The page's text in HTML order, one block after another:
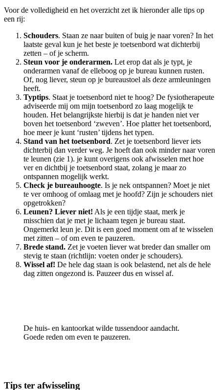
Voor de volledigheid en het overzicht zet ik hieronder alle tips op
een rij:
Schouders. Staan ze naar buiten of buig je naar voren? In het
laatste geval kun je het beste je toetsenbord wat dichterbij
zetten – of je scherm.
Steun voor je onderarmen. Let erop dat als je typt, je
onderarmen vanaf de elleboog op je bureau kunnen rusten.
Of, nog liever, steun op je bureaustoel als deze armleuningen
heeft.
Typtips. Staat je toetsenbord niet te hoog? De fysiotherapeute
adviseerde mij om mijn toetsenbord zo laag mogelijk te
houden. Het belangrijkste hierbij is dat je handen niet ver
boven het toetsenbord ‘zweven’. Hoe platter het toetsenbord,
hoe meer je kunt ‘rusten’ tijdens het typen.
Stand van het toetsenbord. Zet je toetsenbord liever iets
dichterbij dan verder weg. Je hoeft dan ook minder naar voren
te leunen (zie 1). je kunt overigens ook afwisselen met hoe
ver en dichtbij je toetsenbord staat, zolang je maar zo
ontspannen mogelijk werkt.
Check je bureauhoogte. Is je nek ontspannen? Moet je niet
te ver omhoog of omlaag met je hoofd? Zijn je schouders niet
opgetrokken?
Leunen? Liever niet! Als je een tijdje staat, merk je
misschien dat je met je lichaam tegen je bureau staat.
Ongemerkt leun je. Dit is een goed moment om af te wisselen
met zitten – of om even te pauzeren.
Brede stand. Zet je voeten liever wat breder dan smaller om
stevig te staan (richtlijn: voeten onder je schouders).
Wissel af! De hele dag staan is ook belastend, net als de hele
dag zitten ongezond is. Pauzeer dus en wissel af.
De huis- en kantoorkat wilde tussendoor aandacht.
Goede reden om even te pauzeren.
Tips ter afwisseling